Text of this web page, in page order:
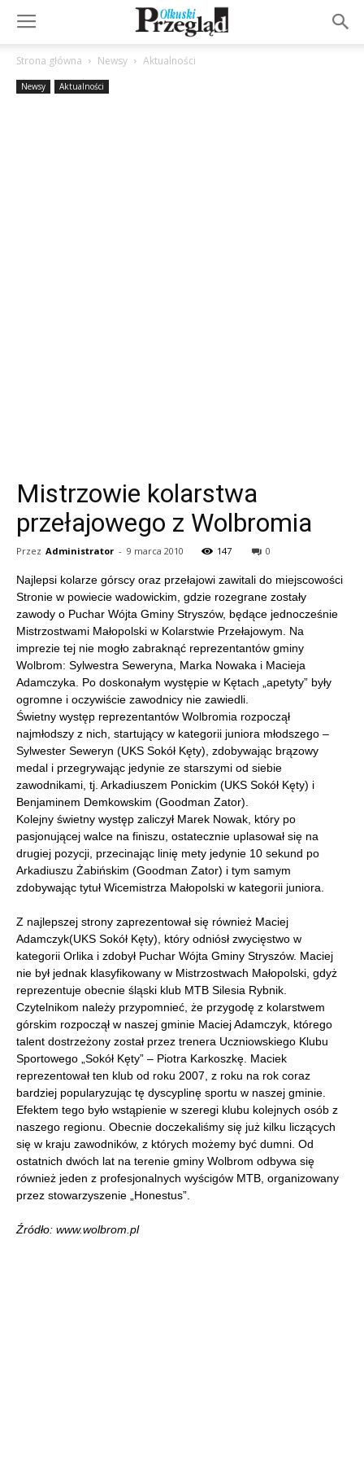
Strona główna Newsy Aktualności
Newsy Aktualności
Mistrzowie kolarstwa
przełajowego z Wolbromia
Przez Administrator - 9 marca 2010 147 0
Najlepsi kolarze górscy oraz przełajowi zawitali do miejscowości
Stronie w powiecie wadowickim, gdzie rozegrane zostały
zawody o Puchar Wójta Gminy Stryszów, będące jednocześnie
Mistrzostwami Małopolski w Kolarstwie Przełajowym. Na
imprezie tej nie mogło zabraknąć reprezentantów gminy
Wolbrom: Sylwestra Seweryna, Marka Nowaka i Macieja
Adamczyka. Po doskonałym występie w Kętach „apetyty” były
ogromne i oczywiście zawodnicy nie zawiedli.
Świetny występ reprezentantów Wolbromia rozpoczął
najmłodszy z nich, startujący w kategorii juniora młodszego –
Sylwester Seweryn (UKS Sokół Kęty), zdobywając brązowy
medal i przegrywając jedynie ze starszymi od siebie
zawodnikami, tj. Arkadiuszem Ponickim (UKS Sokół Kęty) i
Benjaminem Demkowskim (Goodman Zator).
Kolejny świetny występ zaliczył Marek Nowak, który po
pasjonującej walce na finiszu, ostatecznie uplasował się na
drugiej pozycji, przecinając linię mety jedynie 10 sekund po
Arkadiuszu Żabińskim (Goodman Zator) i tym samym
zdobywając tytuł Wicemistrza Małopolski w kategorii juniora.
Z najlepszej strony zaprezentował się również Maciej
Adamczyk(UKS Sokół Kęty), który odniósł zwycięstwo w
kategorii Orlika i zdobył Puchar Wójta Gminy Stryszów. Maciej
nie był jednak klasyfikowany w Mistrzostwach Małopolski, gdyż
reprezentuje obecnie śląski klub MTB Silesia Rybnik.
Czytelnikom należy przypomnieć, że przygodę z kolarstwem
górskim rozpoczął w naszej gminie Maciej Adamczyk, którego
talent dostrzeżony został przez trenera Uczniowskiego Klubu
Sportowego „Sokół Kęty” – Piotra Karkoszkę. Maciek
reprezentował ten klub od roku 2007, z roku na rok coraz
bardziej popularyzując tę dyscyplinę sportu w naszej gminie.
Efektem tego było wstąpienie w szeregi klubu kolejnych osób z
naszego regionu. Obecnie doczekaliśmy się już kilku liczących
się w kraju zawodników, z których możemy być dumni. Od
ostatnich dwóch lat na terenie gminy Wolbrom odbywa się
również jeden z profesjonalnych wyścigów MTB, organizowany
przez stowarzyszenie „Honestus”.
Źródło: www.wolbrom.pl